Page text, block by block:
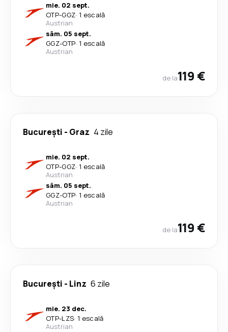
mie. 02 sept.
OTP-GGZ· 1 escală
Austrian
sâm. 05 sept.
GGZ-OTP· 1 escală
Austrian
de la119 €
București - Graz 4 zile
mie. 02 sept.
OTP-GGZ· 1 escală
Austrian
sâm. 05 sept.
GGZ-OTP· 1 escală
Austrian
de la119 €
București - Linz 6 zile
mie. 23 dec.
OTP-LZS· 1 escală
Austrian